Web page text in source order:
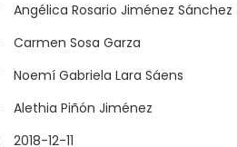
Angélica Rosario Jiménez Sánchez
Carmen Sosa Garza
Noemí Gabriela Lara Sáens
Alethia Piñón Jiménez
2018-12-11